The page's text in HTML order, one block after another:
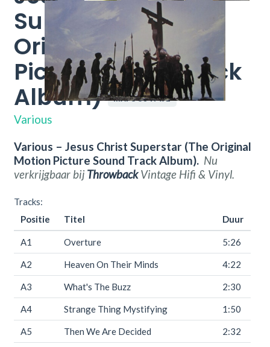
Superstar (The
Original Motion
Picture Sound Track
Album) MAPS 6847 x 2
Various
Various – Jesus Christ Superstar (The Original
Motion Picture Sound Track Album). Nu
verkrijgbaar bij ThrowbackVintage Hifi & Vinyl.
Tracks:
Positie
Titel Duur
A1 Overture 5:26
A2 Heaven On Their Minds 4:22
A3 What's The Buzz 2:30
A4 Strange Thing Mystifying 1:50
A5 Then We Are Decided 2:32